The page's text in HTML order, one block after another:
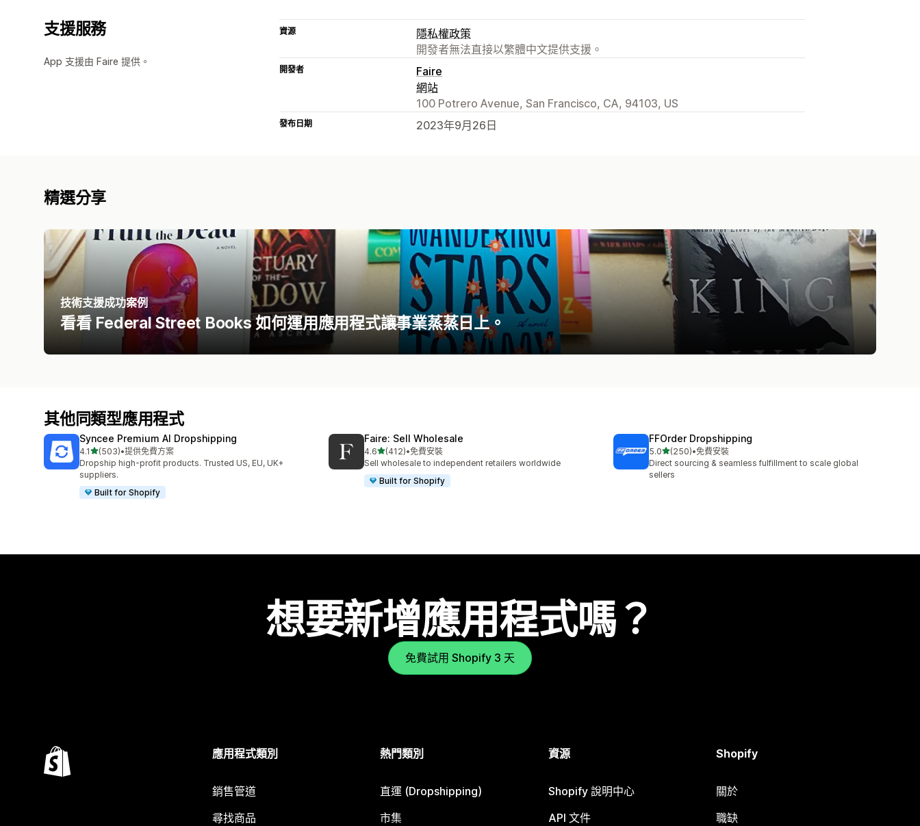
支援服務
App 支援由 Faire 提供。
資源
隱私權政策
開發者無法直接以繁體中文提供支援。
開發者
Faire
網站
100 Potrero Avenue, San Francisco, CA, 94103, US
發布日期 2023年9月26日
精選分享
技術支援成功案例
看看 Federal Street Books 如何運用應用程式讓事業蒸蒸日上。
其他同類型應用程式
Syncee Premium AI Dropshipping
4.1滿分 5 顆星
(503)
共有 503 則評價
•提供免費方案
Dropship high-profit products. Trusted US, EU, UK+
suppliers.
Built for Shopify
Faire: Sell Wholesale
4.6滿分 5 顆星
(412)
共有 412 則評價
•免費安裝
Sell wholesale to independent retailers worldwide
Built for Shopify
FFOrder Dropshipping
5.0滿分 5 顆星
(250)
共有 250 則評價
•免費安裝
Direct sourcing & seamless fulfillment to scale global
sellers
想要新增應用程式嗎？
免費試用 Shopify 3 天
應用程式類別
銷售管道
尋找商品
熱門類別
直運 (Dropshipping)
市集
資源
Shopify 說明中心
API 文件
Shopify
關於
職缺